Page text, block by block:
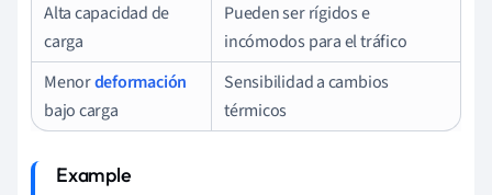
Alta capacidad de
carga
Pueden ser rígidos e
incómodos para el tráfico
Menordeformación
bajo carga
Sensibilidad a cambios
térmicos